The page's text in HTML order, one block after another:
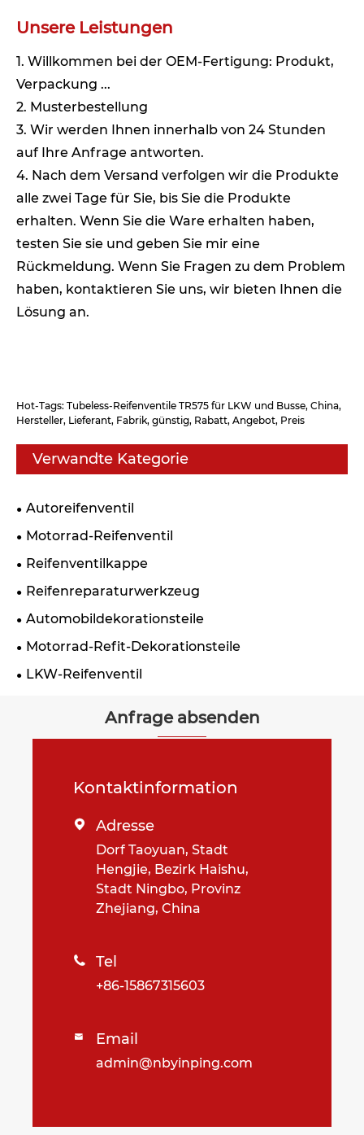
Unsere Leistungen
1. Willkommen bei der OEM-Fertigung: Produkt,
Verpackung ...
2. Musterbestellung
3. Wir werden Ihnen innerhalb von 24 Stunden
auf Ihre Anfrage antworten.
4. Nach dem Versand verfolgen wir die Produkte
alle zwei Tage für Sie, bis Sie die Produkte
erhalten. Wenn Sie die Ware erhalten haben,
testen Sie sie und geben Sie mir eine
Rückmeldung. Wenn Sie Fragen zu dem Problem
haben, kontaktieren Sie uns, wir bieten Ihnen die
Lösung an.
Hot-Tags: Tubeless-Reifenventile TR575 für LKW und Busse, China,
Hersteller, Lieferant, Fabrik, günstig, Rabatt, Angebot, Preis
Verwandte Kategorie
Autoreifenventil
Motorrad-Reifenventil
Reifenventilkappe
Reifenreparaturwerkzeug
Automobildekorationsteile
Motorrad-Refit-Dekorationsteile
LKW-Reifenventil
Anfrage absenden
Kontaktinformation
 Adresse
Dorf Taoyuan, Stadt
Hengjie, Bezirk Haishu,
Stadt Ningbo, Provinz
Zhejiang, China
 Tel
+86-15867315603
 Email
admin@nbyinping.com